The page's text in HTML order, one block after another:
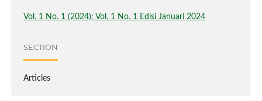
Vol. 1 No. 1 (2024): Vol. 1 No. 1 Edisi Januari 2024
SECTION
Articles